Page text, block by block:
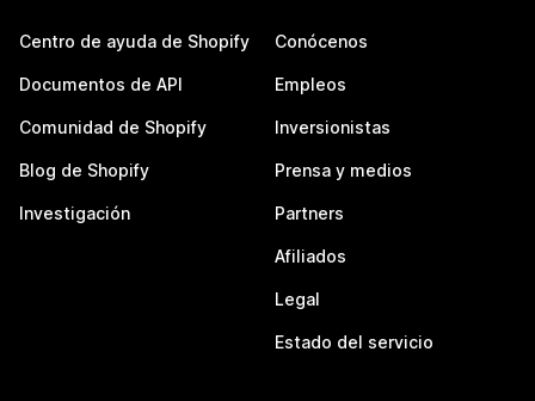
Centro de ayuda de Shopify
Documentos de API
Comunidad de Shopify
Blog de Shopify
Investigación
Conócenos
Empleos
Inversionistas
Prensa y medios
Partners
Afiliados
Legal
Estado del servicio